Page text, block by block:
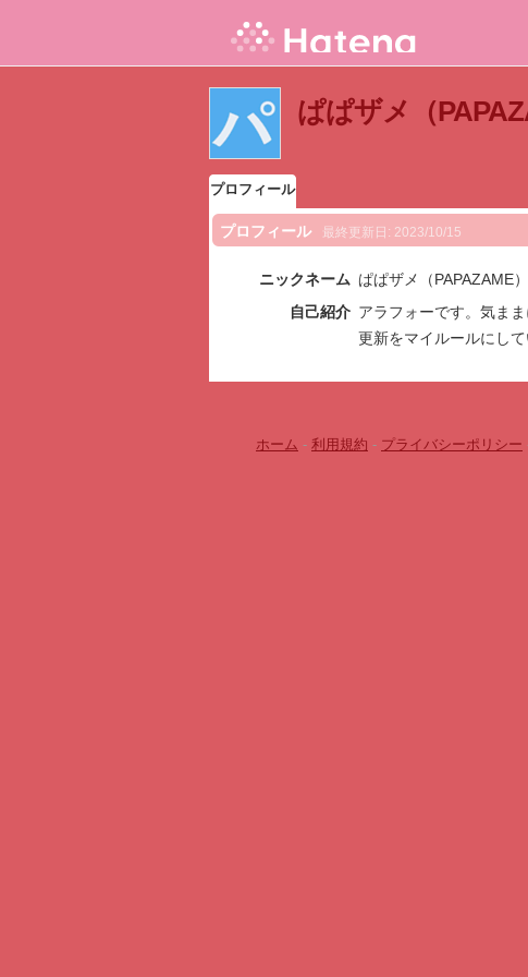
ぱぱザメ（
プロフィール
プロフィール 最終更新日: 2023/10/15
ニックネーム ぱぱザメ（PAPAZAME）
自己紹介 アラフォーです。気ま
更新をマイルールにし
ホーム - 利用規約 - プライバシーポリシー